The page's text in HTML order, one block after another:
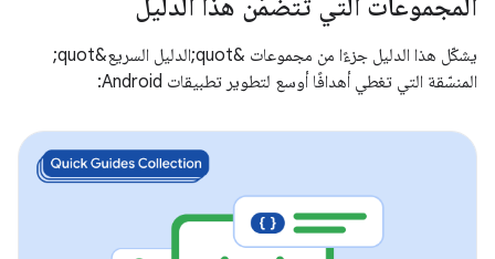
المجموعات التي تتضمّن هذا الدليل
يشكّل هذا الدليل جزءًا من مجموعات &quot;الدليل السريع&quot;
المنسّقة التي تغطي أهدافًا أوسع لتطوير تطبيقات Android: